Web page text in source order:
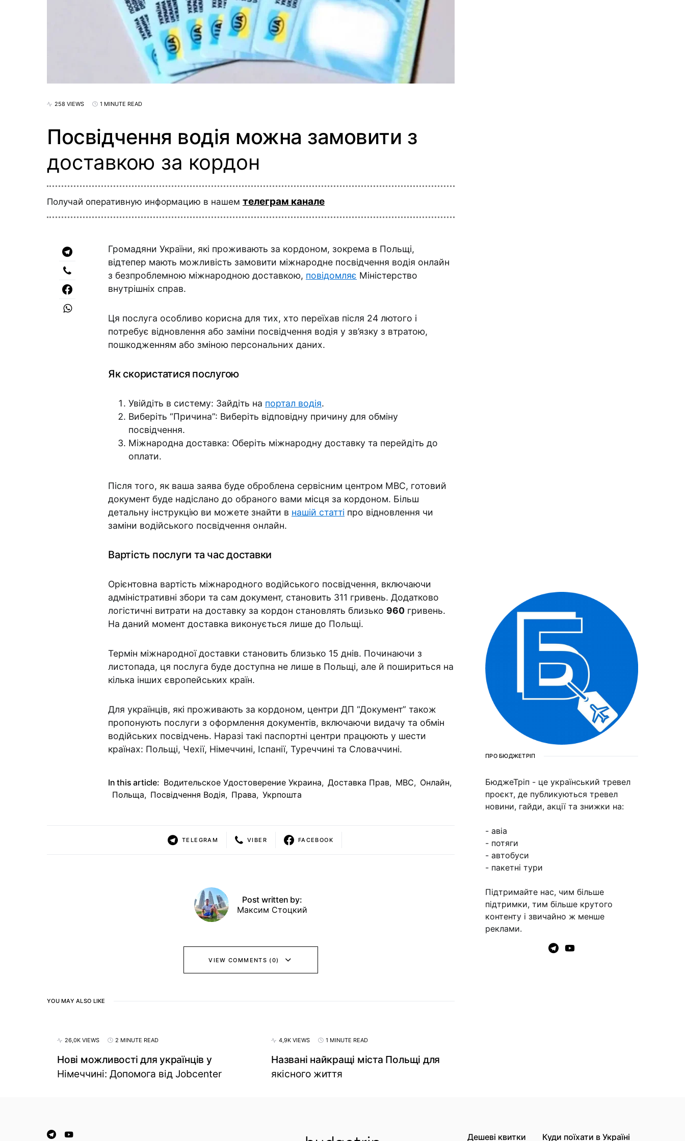
258 VIEWS 1 MINUTE READ
Посвідчення водія можна замовити з
доставкою за кордон
Получай оперативную информацию в нашем телеграм канале
Громадяни України, які проживають за кордоном, зокрема в Польщі,
відтепер мають можливість замовити міжнародне посвідчення водія онлайн
з безпроблемною міжнародною доставкою, повідомляє Міністерство
внутрішніх справ.
Ця послуга особливо корисна для тих, хто переїхав після 24 лютого і
потребує відновлення або заміни посвідчення водія у зв’язку з втратою,
пошкодженням або зміною персональних даних.
Як скористатися послугою
Увійдіть в систему: Зайдіть на портал водія.
Виберіть “Причина”: Виберіть відповідну причину для обміну
посвідчення.
Міжнародна доставка: Оберіть міжнародну доставку та перейдіть до
оплати.
Після того, як ваша заява буде оброблена сервісним центром МВС, готовий
документ буде надіслано до обраного вами місця за кордоном. Більш
детальну інструкцію ви можете знайти в нашій статті про відновлення чи
заміни водійського посвідчення онлайн.
Вартість послуги та час доставки
Орієнтовна вартість міжнародного водійського посвідчення, включаючи
адміністративні збори та сам документ, становить 311 гривень. Додатково
логістичні витрати на доставку за кордон становлять близько 960 гривень.
На даний момент доставка виконується лише до Польщі.
Термін міжнародної доставки становить близько 15 днів. Починаючи з
листопада, ця послуга буде доступна не лише в Польщі, але й пошириться на
кілька інших європейських країн.
Для українців, які проживають за кордоном, центри ДП “Документ” також
пропонують послуги з оформлення документів, включаючи видачу та обмін
водійських посвідчень. Наразі такі паспортні центри працюють у шести
країнах: Польщі, Чехії, Німеччині, Іспанії, Туреччині та Словаччині.
In this article: Водительское Удостоверение Украина, Доставка Прав, МВС, Онлайн,
Польща, Посвідчення Водія, Права, Укрпошта
TELEGRAM VIBER FACEBOOK
Post written by:
Максим Стоцкий
VIEW COMMENTS (0)
YOU MAY ALSO LIKE
26,0K VIEWS 2 MINUTE READ
Нові можливості для українців у
Німеччині: Допомога від Jobcenter
4,9K VIEWS 1 MINUTE READ
Названі найкращі міста Польщі для
якісного життя
ПРО БЮДЖЕТРІП
БюджеТріп - це український тревел
проєкт, де публикуються тревел
новини, гайди, акції та знижки на:
- авіа
- потяги
- автобуси
- пакетні тури
Підтримайте нас, чим більше
підтримки, тим більше крутого
контенту і звичайно ж менше
реклами.
Дешеві квитки Куди поїхати в Україні